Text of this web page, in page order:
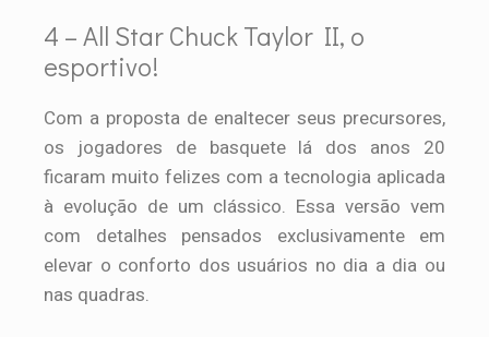
4 – All Star Chuck Taylor II, o
esportivo!
Com a proposta de enaltecer seus precursores,
os jogadores de basquete lá dos anos 20
ficaram muito felizes com a tecnologia aplicada
à evolução de um clássico. Essa versão vem
com detalhes pensados exclusivamente em
elevar o conforto dos usuários no dia a dia ou
nas quadras.